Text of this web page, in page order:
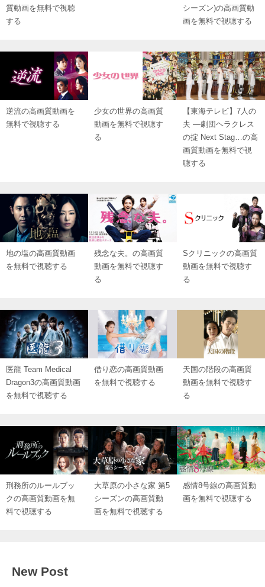
質動画を無料で視聴
する
シーズン)の高画質動
画を無料で視聴する
逆流の高画質動画を
無料で視聴する
少女の世界の高画質
動画を無料で視聴す
る
【東海テレビ】7人の
夫 ―劇団ヘラクレス
の掟 Next Stag…の高
画質動画を無料で視
聴する
地の塩の高画質動画
を無料で視聴する
残念な夫。の高画質
動画を無料で視聴す
る
Sクリニックの高画質
動画を無料で視聴す
る
医龍 Team Medical
Dragon3の高画質動画
を無料で視聴する
借り恋の高画質動画
を無料で視聴する
天国の階段の高画質
動画を無料で視聴す
る
刑務所のルールブッ
クの高画質動画を無
料で視聴する
大草原の小さな家 第5
シーズンの高画質動
画を無料で視聴する
感情8号線の高画質動
画を無料で視聴する
New Post